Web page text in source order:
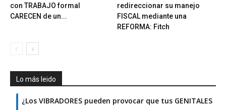
con TRABAJO formal
CARECEN de un...
redireccionar su manejo
FISCAL mediante una
REFORMA: Fitch
Lo más leido
¿Los VIBRADORES pueden provocar que tus GENITALES